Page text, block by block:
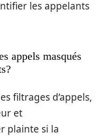
les appelants
appels masqués
filtrages d’appels,
et
plainte si la